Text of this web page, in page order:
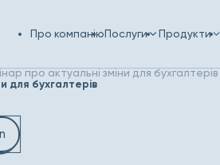
Про компаніюПослуги Продукти
про актуальні зміни для бухгалтерів
для бухгалтерів